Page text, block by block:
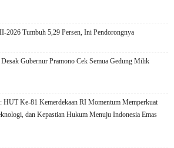
2026 Tumbuh 5,29 Persen, Ini Pendorongnya
Gubernur Pramono Cek Semua Gedung Milik
Ke-81 Kemerdekaan RI Momentum Memperkuat
dan Kepastian Hukum Menuju Indonesia Emas